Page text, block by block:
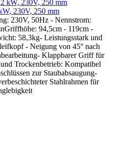
230V, 250 mm
230V, 50Hz - Nennstrom:
94,5cm - 119cm -
58,3kg- Leistungsstark und
- Neigung von 45° nach
Klappbarer Griff für
Trockenbetrieb: Kompatibel
zur Staubabsaugung-
Stahlrahmen für